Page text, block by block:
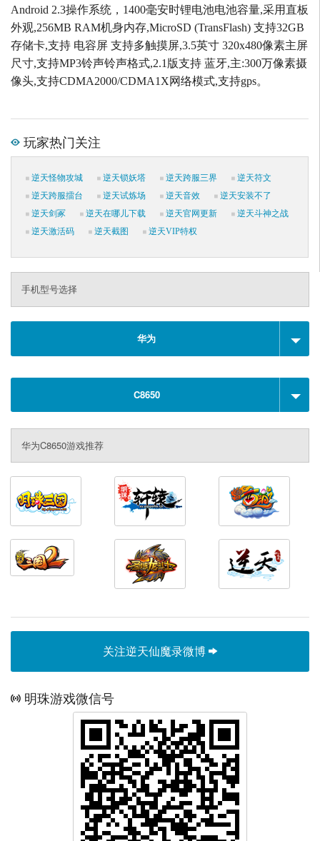
Android 2.3操作系统，1400毫安时锂电池电池容量,采用直板
外观,256MB RAM机身内存,MicroSD (TransFlash) 支持32GB
存储卡,支持 电容屏 支持多触摸屏,3.5英寸 320x480像素主屏
尺寸,支持MP3铃声铃声格式,2.1版支持 蓝牙,主:300万像素摄
像头,支持CDMA2000/CDMA1X网络模式,支持gps。
玩家热门关注
逆天怪物攻城 逆天锁妖塔 逆天跨服三界
逆天符文
逆天跨服擂台
逆天试炼场 逆天音效
逆天安装不了
逆天剑冢
逆天在哪儿下载 逆天官网更新
逆天斗神之战
逆天激活码
逆天截图 逆天VIP特权
手机型号选择
华为
C8650
华为C8650游戏推荐
关注逆天仙魔录微博
明珠游戏微信号